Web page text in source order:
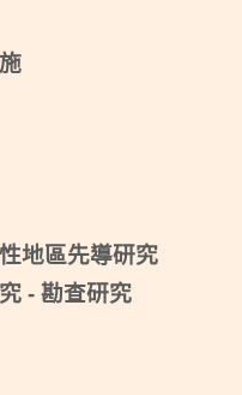
地區先導研究
- 勘查研究